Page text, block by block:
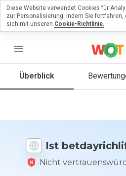
menu
Überblick
Ist
Nicht
Sie
Sie diese
auf einer
Skala von
1 bis 5
bewerten?
Diese Website verwendet Cookies für
zur Personalisierung. Indem Sie fortfahren,
sich mit unseren Cookie-Richtlinie.